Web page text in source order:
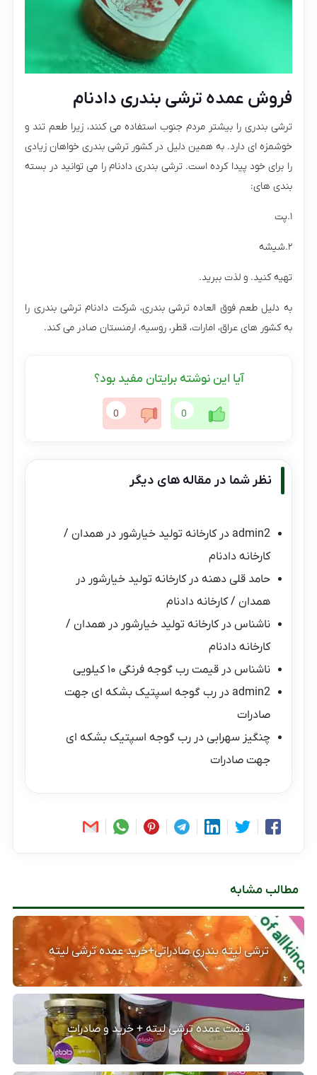
فروش عمده ترشی بندری دادنام
ترشی بندری را بیشتر مردم جنوب استفاده می کنند، زیرا طعم تند و
خوشمزه ای دارد. به همین دلیل در کشور ترشی بندری خواهان زیادی
را برای خود پیدا کرده است. ترشی بندری دادنام را می توانید در بسته
بندی های:
۱.پت
۲.شیشه
تهیه کنید. و لذت ببرید.
به دلیل طعم فوق العاده ترشی بندری، شرکت دادنام ترشی بندری را
به کشور های عراق، امارات، قطر، روسیه، ارمنستان صادر می کند.
آیا این نوشته برایتان مفید بود؟
0
0
نظر شما در مقاله های دیگر
admin2 درکارخانه تولید خیارشور در همدان /
کارخانه دادنام
حامد قلی دهنه درکارخانه تولید خیارشور در
همدان / کارخانه دادنام
ناشناس درکارخانه تولید خیارشور در همدان /
کارخانه دادنام
ناشناس درقیمت رب گوجه فرنگی ۱۰ کیلویی
admin2 دررب گوجه اسپتیک بشکه ای جهت
صادرات
چنگیز سهرابی دررب گوجه اسپتیک بشکه ای
جهت صادرات
مطالب مشابه
ترشی لیته بندری صادراتی+خرید عمده ترشی لیته
قیمت عمده ترشی لیته + خرید و صادرات